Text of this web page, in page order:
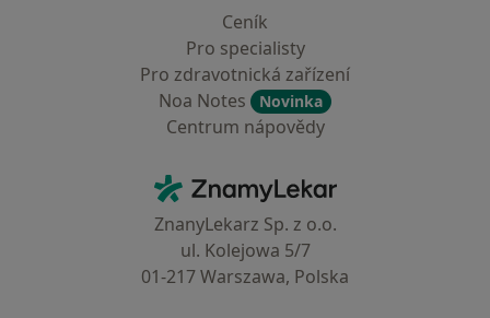
Ceník
Pro specialisty
Pro zdravotnická zařízení
Noa Notes
Novinka
Centrum nápovědy
ZnamyLekar - Hlavní stránka
ZnanyLekarz Sp. z o.o.
ul. Kolejowa 5/7
01-217 Warszawa, Polska